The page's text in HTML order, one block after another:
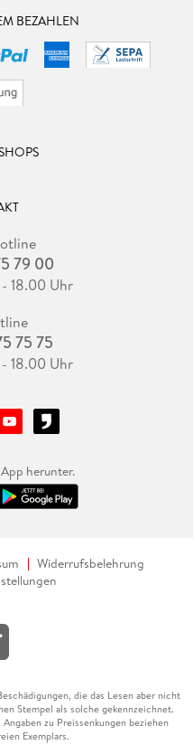
BEZAHLEN
79 00
18.00 Uhr
75 75
18.00 Uhr
herunter.
Widerrufsbelehrung
die das Lesen aber nicht
Stempel als solche gekennzeichnet.
zu Preissenkungen beziehen
Exemplars.